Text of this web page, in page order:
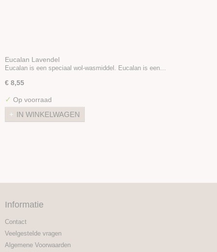
Eucalan Lavendel
Eucalan is een speciaal wol-wasmiddel. Eucalan is een…
€ 8,55
✓ Op voorraad
IN WINKELWAGEN
Informatie
Contact
Veelgestelde vragen
Algemene Voorwaarden